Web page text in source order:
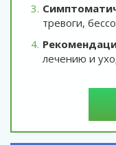
тревоги,
лечению и